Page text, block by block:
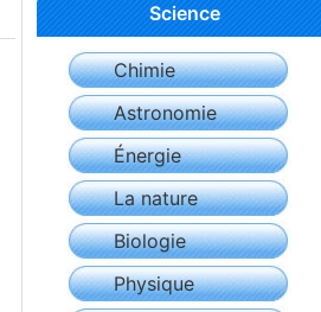
Science
Chimie
Astronomie
Énergie
La nature
Biologie
Physique